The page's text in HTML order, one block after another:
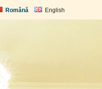
Română English